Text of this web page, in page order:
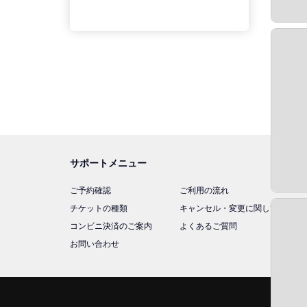
サポートメニュー
ご予約確認
ご利用の流れ
チケットの種類
キャンセル・変更に関して
コンビニ決済のご案内
よくあるご質問
お問い合わせ